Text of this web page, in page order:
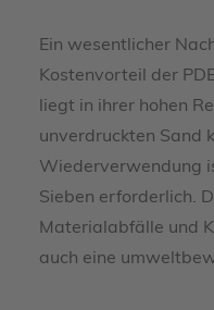
Ein wesentlicher
Kostenvorteil der
liegt in ihrer hohen
unverdruckten Sand
Wiederverwendung
Sieben erforderlich.
Materialabfälle und
auch eine